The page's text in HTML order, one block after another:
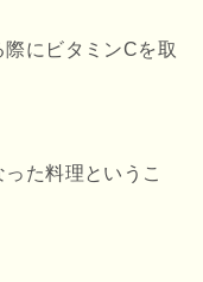
にビタミンCを取
た料理というこ